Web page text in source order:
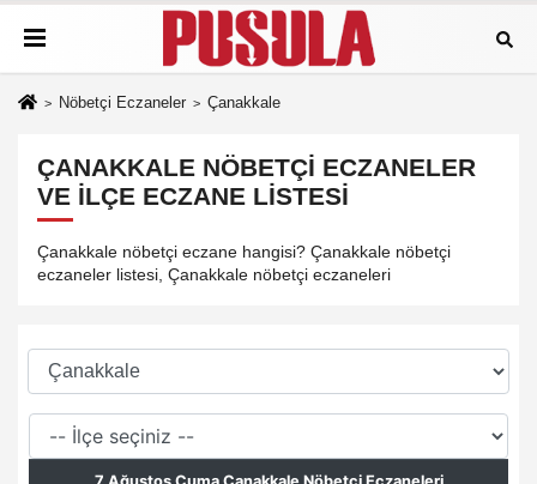
Nöbetçi Eczaneler Çanakkale
ÇANAKKALE NÖBETÇI ECZANELER
VE İLÇE ECZANE LISTESI
Çanakkale nöbetçi eczane hangisi? Çanakkale nöbetçi
eczaneler listesi, Çanakkale nöbetçi eczaneleri